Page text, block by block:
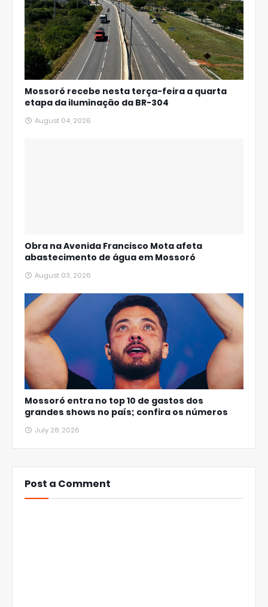
Mossoró recebe nesta terça-feira a quarta
etapa da iluminação da BR-304
August 04, 2026
Obra na Avenida Francisco Mota afeta
abastecimento de água em Mossoró
August 03, 2026
Mossoró entra no top 10 de gastos dos
grandes shows no país; confira os números
July 28, 2026
Post a Comment